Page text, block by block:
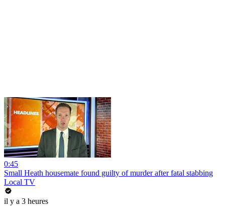
0:45
Small Heath housemate found guilty of murder after fatal stabbing
Local TV
il y a 3 heures